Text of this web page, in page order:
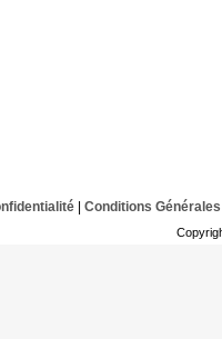
| Conditions Générales